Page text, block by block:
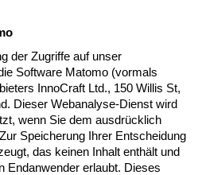
der Zugriffe auf unser
Software Matomo (vormals
InnoCraft Ltd., 150 Willis St,
Dieser Webanalyse-Dienst wird
wenn Sie dem ausdrücklich
Speicherung Ihrer Entscheidung
das keinen Inhalt enthält und
Endanwender erlaubt. Dieses